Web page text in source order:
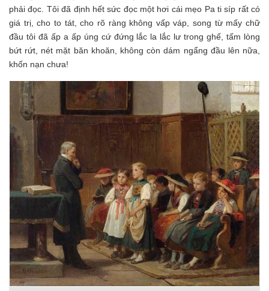
phải đọc. Tôi đã định hết sức đọc một hơi cái mẹo Pa ti síp rất có
giá trị, cho to tát, cho rõ ràng không vấp váp, song từ mấy chữ
đầu tôi đã ấp a ấp úng cứ đứng lắc la lắc lư trong ghế, tấm lòng
bứt rứt, nét mặt băn khoăn, không còn dám ngẩng đầu lên nữa,
khốn nạn chưa!